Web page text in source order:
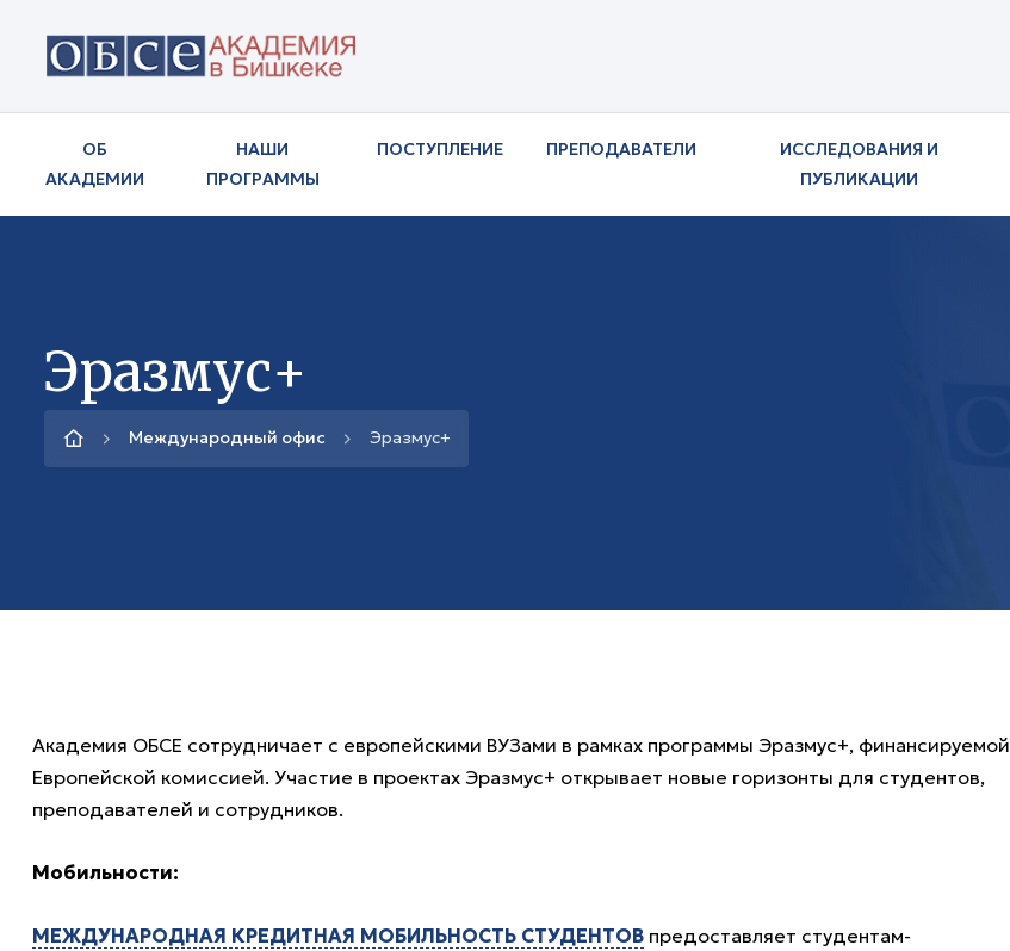
ОБ
АКАДЕМИИ
НАШИ
ПРОГРАММЫ
ПОСТУПЛЕНИЕ ПРЕПОДАВАТЕЛИ
ИССЛЕДОВАНИЯ И
ПУБЛИКАЦИИ
Эразмус+
Международный офис Эразмус+
Академия ОБСЕ сотрудничает с европейскими ВУЗами в рамках программы Эразмус+, финансируемой
Европейской комиссией. Участие в проектах Эразмус+ открывает новые горизонты для студентов,
преподавателей и сотрудников.
Мобильности:
МЕЖДУНАРОДНАЯ КРЕДИТНАЯ МОБИЛЬНОСТЬ СТУДЕНТОВ предоставляет студентам-